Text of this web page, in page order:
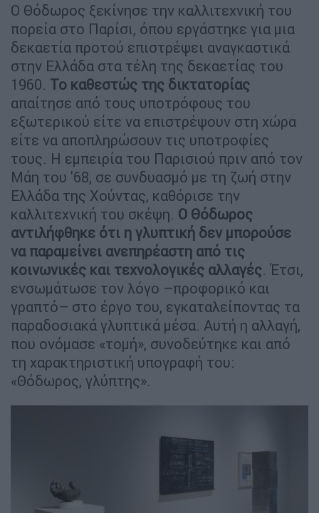
Ο Θόδωρος ξεκίνησε την καλλιτεχνική του
πορεία στο Παρίσι, όπου εργάστηκε για μια
δεκαετία προτού επιστρέψει αναγκαστικά
στην Ελλάδα στα τέλη της δεκαετίας του
1960. Το καθεστώς της δικτατορίας
απαίτησε από τους υποτρόφους του
εξωτερικού είτε να επιστρέψουν στη χώρα
είτε να αποπληρώσουν τις υποτροφίες
τους. Η εμπειρία του Παρισιού πριν από τον
Μάη του '68, σε συνδυασμό με τη ζωή στην
Ελλάδα της Χούντας, καθόρισε την
καλλιτεχνική του σκέψη. Ο Θόδωρος
αντιλήφθηκε ότι η γλυπτική δεν μπορούσε
να παραμείνει ανεπηρέαστη από τις
κοινωνικές και τεχνολογικές αλλαγές. Έτσι,
ενσωμάτωσε τον λόγο –προφορικό και
γραπτό– στο έργο του, εγκαταλείποντας τα
παραδοσιακά γλυπτικά μέσα. Αυτή η αλλαγή,
που ονόμασε «τομή», συνοδεύτηκε και από
τη χαρακτηριστική υπογραφή του:
«Θόδωρος, γλύπτης».